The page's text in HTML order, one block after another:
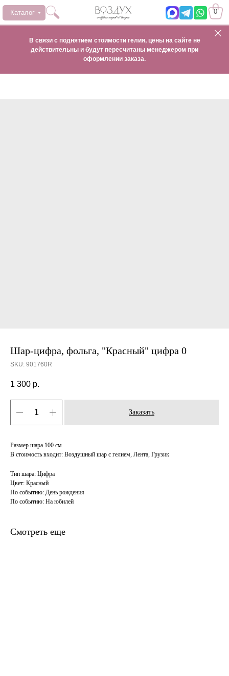
0
Каталог
В связи с поднятием стоимости гелия, цены на сайте не
действительны и будут пересчитаны менеджером при
оформлении заказа.
Шар-цифра, фольга, "Красный" цифра 0
SKU: 901760R
1 300 р.
Заказать
Размер шара 100 см
В стоимость входит: Воздушный шар с гелием, Лента, Грузик
Тип шара: Цифра
Цвет: Красный
По событию: День рождения
По событию: На юбилей
Смотреть еще